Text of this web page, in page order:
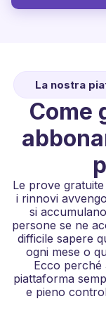
La nostra
Come
Le prove
i rinnovi
si
persone se ne
difficile sapere
ogni mese o
Ecco perché
piattaforma
e pieno